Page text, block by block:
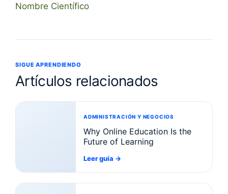
Nombre Científico
SIGUE APRENDIENDO
Artículos relacionados
ADMINISTRACIÓN Y NEGOCIOS
Why Online Education Is the
Future of Learning
Leer guía →